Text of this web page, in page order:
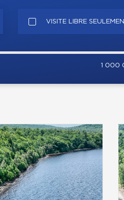
VISITE LIBRE
1 000